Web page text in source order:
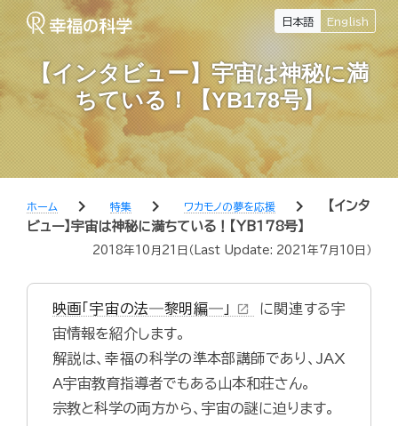
日本語 English
【インタビュー】宇宙は神秘に満
ちている！【YB178号】
ホーム chevron_right 特集 chevron_right ワカモノの夢を応援 chevron_right
【インタ
ビュー】宇宙は神秘に満ちている！【YB178号】
2018年10月21日 （Last Update: 2021年7月10日 ）
映画「宇宙の法―黎明編―」 open_in_new
に関連する宇
宙情報を紹介します。
解説は、幸福の科学の準本部講師であり、JAX
A宇宙教育指導者でもある山本和荘さん。
宗教と科学の両方から、宇宙の謎に迫ります。